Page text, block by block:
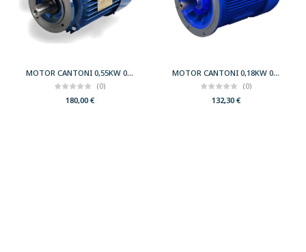
MOTOR CANTONI 0,55KW 0,75CV 3000 B14 T71 230/400 IE2
(0)
180,00€
MOTOR CANTONI 0,18KW 0,25CV 3000 B5 T63 230/400 IE2
(0)
132,30€